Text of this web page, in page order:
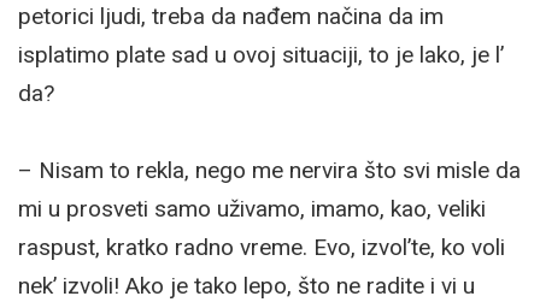
petorici ljudi, treba da nađem načina da im
isplatimo plate sad u ovoj situaciji, to je lako, je l’
da?
– Nisam to rekla, nego me nervira što svi misle da
mi u prosveti samo uživamo, imamo, kao, veliki
raspust, kratko radno vreme. Evo, izvol’te, ko voli
nek’ izvoli! Ako je tako lepo, što ne radite i vi u